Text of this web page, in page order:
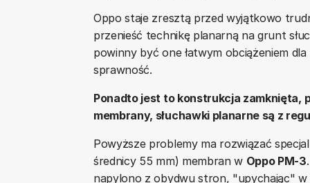
Oppo staje zresztą przed wyjątkowo
przenieść technikę planarną na grunt
powinny być one łatwym obciążeniem
sprawność.
Ponadto jest to konstrukcja zamknięta,
membrany, słuchawki planarne są z
Powyższe problemy ma rozwiązać
średnicy 55 mm) membran w Oppo PM-3
napylono z obydwu stron, "upychając" w